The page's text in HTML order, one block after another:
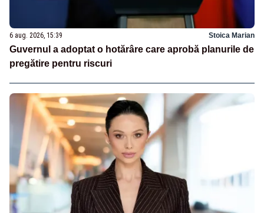
6 aug. 2026, 15:39 Stoica Marian
Guvernul a adoptat o hotărâre care aprobă planurile de
pregătire pentru riscuri